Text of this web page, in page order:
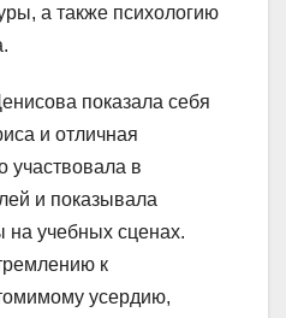
а также психологию
показала себя
и отличная
участвовала в
и показывала
на учебных сценах.
к
усердию,